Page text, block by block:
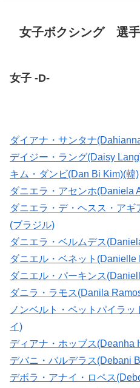
女子ボクシング 選
女子 -D-
ダイアナ・サンタナ
デイジー・ラング(Daisy
キム・ダンビ(Dan Bi Kim)(韓)
ダニエラ・アセンホ(Daniela
ダニエラ・デ・ヘスス・ア
(ブラジル)
ダニエラ・ベルムデス
ダニエル・ベネット(Danielle
ダニエル・パーキンス
ダニラ・ラモス(Danila
ノンベルト・ペットパイラ
イ)
ディアナ・ホッブス(Deanha
デバニ・バルデラス(Debani
デボラ・アナイ・ロペス